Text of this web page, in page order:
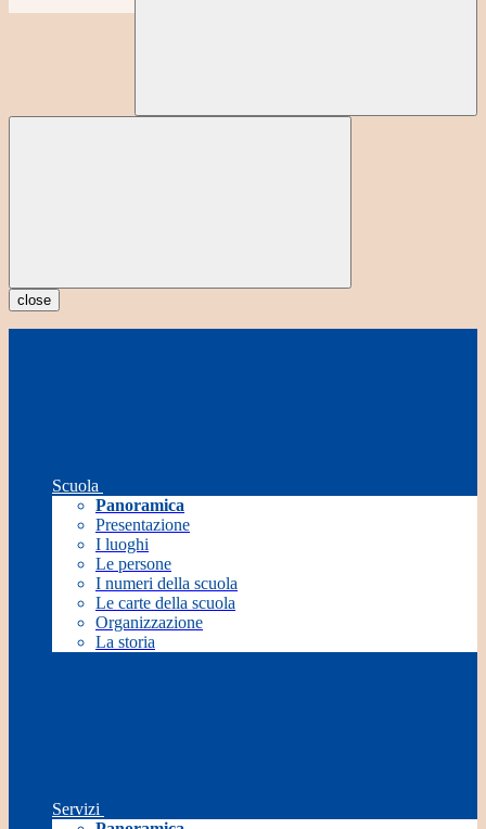
close
Scuola
Panoramica
Presentazione
I luoghi
Le persone
I numeri della scuola
Le carte della scuola
Organizzazione
La storia
Servizi